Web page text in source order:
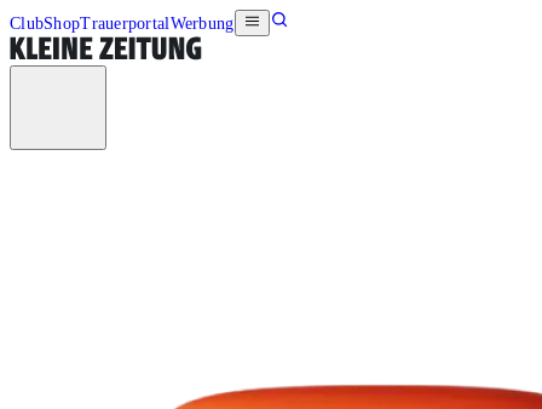
ClubShopTrauerportalWerbung